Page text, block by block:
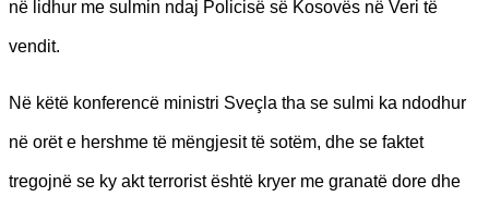
në lidhur me sulmin ndaj Policisë së Kosovës në Veri të
vendit.
Në këtë konferencë ministri Sveçla tha se sulmi ka ndodhur
në orët e hershme të mëngjesit të sotëm, dhe se faktet
tregojnë se ky akt terrorist është kryer me granatë dore dhe